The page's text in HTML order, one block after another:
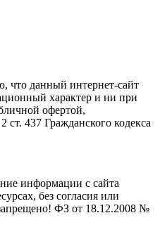
что данный интернет-сайт
характер и ни при
офертой,
437 Гражданского кодекса
информации с сайта
без согласия или
ФЗ от 18.12.2008 №